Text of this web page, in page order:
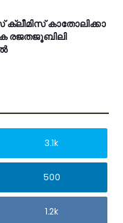
കാതോലിക്കാ
രജതജൂബിലി
3.1k
500
1.2k